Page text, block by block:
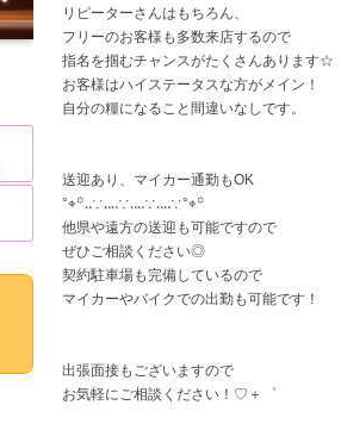
リピーターさんはもちろん、
フリーのお客様も多数来店するので
指名を掴むチャンスがたくさんあります☆
お客様はハイステータスな方がメイン！
自分の糧になること間違いなしです。
送迎あり、マイカー通勤もOK
°⌖꙳‥∵‥‥∵‥‥∵‥‥∵°⌖꙳
他県や遠方の送迎も可能ですので
ぜひご相談ください◎
契約駐車場も完備しているので
マイカーやバイクでの出勤も可能です！
出張面接もございますので
お気軽にご相談ください！♡＋゜